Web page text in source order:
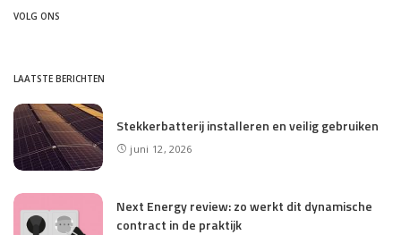
VOLG ONS
LAATSTE BERICHTEN
Stekkerbatterij installeren en veilig gebruiken
juni 12, 2026
Next Energy review: zo werkt dit dynamische
contract in de praktijk